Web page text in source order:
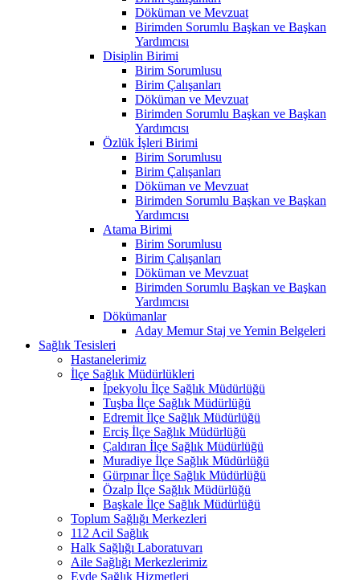
Döküman ve Mevzuat
Birimden Sorumlu Başkan ve Başkan
Yardımcısı
Disiplin Birimi
Birim Sorumlusu
Birim Çalışanları
Döküman ve Mevzuat
Birimden Sorumlu Başkan ve Başkan
Yardımcısı
Özlük İşleri Birimi
Birim Sorumlusu
Birim Çalışanları
Döküman ve Mevzuat
Birimden Sorumlu Başkan ve Başkan
Yardımcısı
Atama Birimi
Birim Sorumlusu
Birim Çalışanları
Döküman ve Mevzuat
Birimden Sorumlu Başkan ve Başkan
Yardımcısı
Dökümanlar
Aday Memur Staj ve Yemin Belgeleri
Sağlık Tesisleri
Hastanelerimiz
İlçe Sağlık Müdürlükleri
İpekyolu İlçe Sağlık Müdürlüğü
Tuşba İlçe Sağlık Müdürlüğü
Edremit İlçe Sağlık Müdürlüğü
Erciş İlçe Sağlık Müdürlüğü
Çaldıran İlçe Sağlık Müdürlüğü
Muradiye İlçe Sağlık Müdürlüğü
Gürpınar İlçe Sağlık Müdürlüğü
Özalp İlçe Sağlık Müdürlüğü
Başkale İlçe Sağlık Müdürlüğü
Toplum Sağlığı Merkezleri
112 Acil Sağlık
Halk Sağlığı Laboratuvarı
Aile Sağlığı Merkezlerimiz
Evde Sağlık Hizmetleri